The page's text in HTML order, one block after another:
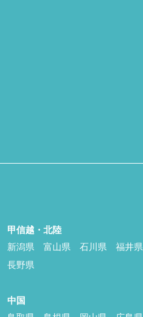
甲信越・北陸
新潟県
富山県 石川県 福井県
長野県
中国